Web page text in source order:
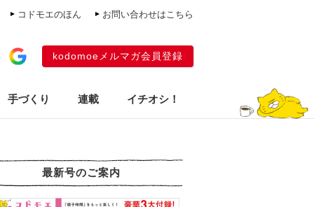
コドモエのほん お問い合わせはこちら
kodomoeメルマガ会員登録
手づくり 連載 イチオシ！
最新号のご案内